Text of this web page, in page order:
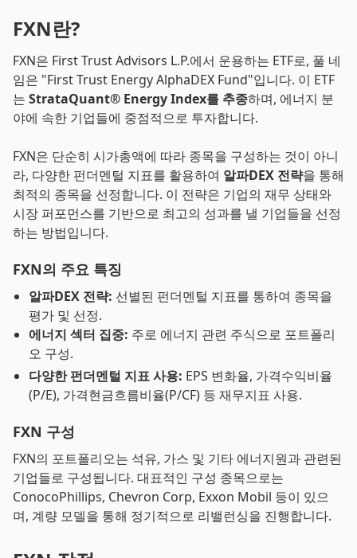
FXN란?
FXN은 First Trust Advisors L.P.에서 운용하는 ETF로, 풀 네
임은 "First Trust Energy AlphaDEX Fund"입니다. 이 ETF
는 StrataQuant® Energy Index를 추종하며, 에너지 분
야에 속한 기업들에 중점적으로 투자합니다.
FXN은 단순히 시가총액에 따라 종목을 구성하는 것이 아니
라, 다양한 펀더멘털 지표를 활용하여 알파DEX 전략을 통해
최적의 종목을 선정합니다. 이 전략은 기업의 재무 상태와
시장 퍼포먼스를 기반으로 최고의 성과를 낼 기업들을 선정
하는 방법입니다.
FXN의 주요 특징
알파DEX 전략: 선별된 펀더멘털 지표를 통하여 종목을
평가 및 선정.
에너지 섹터 집중: 주로 에너지 관련 주식으로 포트폴리
오 구성.
다양한 펀더멘털 지표 사용: EPS 변화율, 가격수익비율
(P/E), 가격현금흐름비율(P/CF) 등 재무지표 사용.
FXN 구성
FXN의 포트폴리오는 석유, 가스 및 기타 에너지원과 관련된
기업들로 구성됩니다. 대표적인 구성 종목으로는
ConocoPhillips, Chevron Corp, Exxon Mobil 등이 있으
며, 계량 모델을 통해 정기적으로 리밸런싱을 진행합니다.